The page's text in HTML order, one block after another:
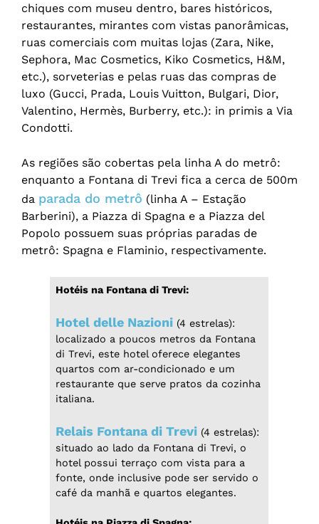
chiques com museu dentro, bares históricos,
restaurantes, mirantes com vistas panorâmicas,
ruas comerciais com muitas lojas (Zara, Nike,
Sephora, Mac Cosmetics, Kiko Cosmetics, H&M,
etc.), sorveterias e pelas ruas das compras de
luxo (Gucci, Prada, Louis Vuitton, Bulgari, Dior,
Valentino, Hermès, Burberry, etc.): in primis a Via
Condotti.
As regiões são cobertas pela linha A do metrô:
enquanto a Fontana di Trevi fica a cerca de 500m
da parada do metrô (linha A – Estação
Barberini), a Piazza di Spagna e a Piazza del
Popolo possuem suas próprias paradas de
metrô: Spagna e Flaminio, respectivamente.
Hotéis na Fontana di Trevi:
Hotel delle Nazioni (4 estrelas):
localizado a poucos metros da Fontana
di Trevi, este hotel oferece elegantes
quartos com ar-condicionado e um
restaurante que serve pratos da cozinha
italiana.
Relais Fontana di Trevi (4 estrelas):
situado ao lado da Fontana di Trevi, o
hotel possui terraço com vista para a
fonte, onde inclusive pode ser servido o
café da manhã e quartos elegantes.